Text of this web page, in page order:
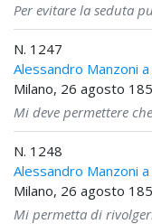
Per evitare la seduta
N. 1247
Alessandro Manzoni
Milano, 26 agosto
Mi deve permettere
N. 1248
Alessandro Manzoni
Milano, 26 agosto
Mi permetta di